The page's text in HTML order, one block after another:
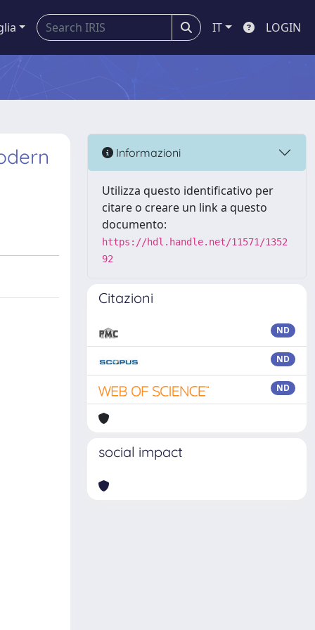
IT LOGIN
Informazioni
Utilizza questo identificativo per
citare o creare un link a questo
documento:
https://hdl.handle.net/11571/1352
92
Citazioni
ND
ND
ND
social impact